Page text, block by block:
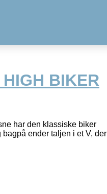
HIGH BIKER
har den klassiske biker
ender taljen i et V, der